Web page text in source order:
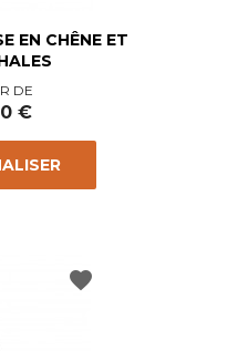
EN CHÊNE ET
DE
€
favorite